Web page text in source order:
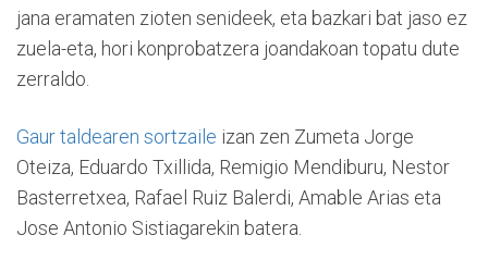
jana eramaten zioten senideek, eta bazkari bat jaso ez
zuela-eta, hori konprobatzera joandakoan topatu dute
zerraldo.
Gaur taldearen sortzaile izan zen Zumeta Jorge
Oteiza, Eduardo Txillida, Remigio Mendiburu, Nestor
Basterretxea, Rafael Ruiz Balerdi, Amable Arias eta
Jose Antonio Sistiagarekin batera.